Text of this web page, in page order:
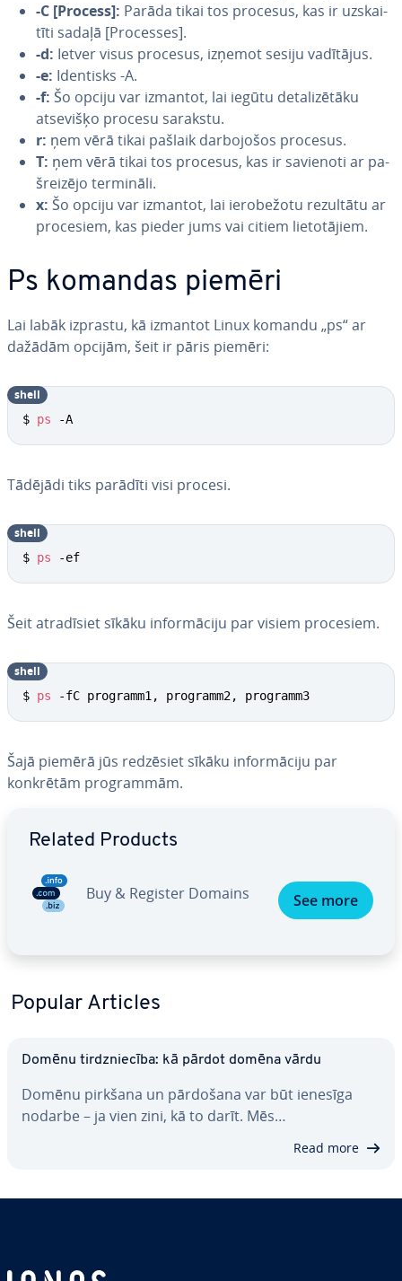
-C [Process]: Parāda tikai tos procesus, kas ir uz­skai­
tī­ti sadaļā [Processes].
-d: Ietver visus procesus, izņemot sesiju vadītājus.
-e: Identisks -A.
-f: Šo opciju var izmantot, lai iegūtu de­ta­li­zē­tā­ku
atsevišķo procesu sarakstu.
r: ņem vērā tikai pašlaik dar­bo­jo­šos procesus.
T: ņem vērā tikai tos procesus, kas ir savienoti ar pa­
šrei­zē­jo termināli.
x: Šo opciju var izmantot, lai ie­ro­be­žo­tu rezultātu ar
procesiem, kas pieder jums vai citiem lie­to­tā­jiem.
Ps komandas piemēri
Lai labāk izprastu, kā izmantot Linux komandu „ps“ ar
dažādām opcijām, šeit ir pāris piemēri:
$ ps -A
shell
Tādējādi tiks parādīti visi procesi.
$ ps -ef
shell
Šeit at­ra­dī­siet sīkāku in­for­mā­ci­ju par visiem procesiem.
$ ps -fC programm1, programm2, programm3
shell
Šajā piemērā jūs redzēsiet sīkāku in­for­mā­ci­ju par
konkrētām prog­ram­mām.
Related Products
Buy & Register Domains See more
Popular Articles
Domēnu tirdznie­cī­ba: kā pārdot domēna vārdu
Domēnu pirkšana un pārdošana var būt ienesīga
nodarbe – ja vien zini, kā to darīt. Mēs…
Read more